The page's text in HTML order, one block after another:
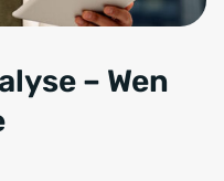
– Wen